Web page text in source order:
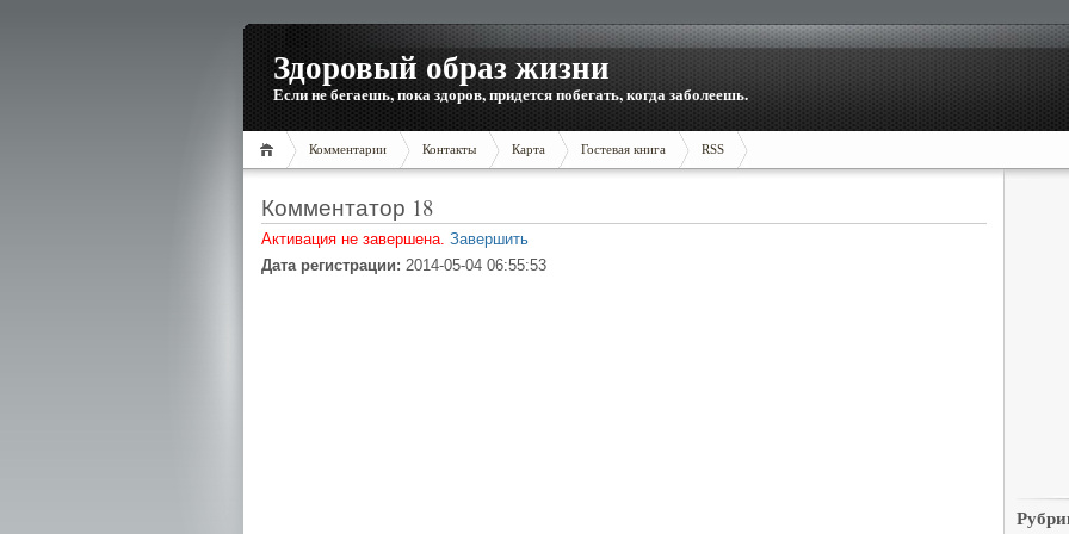
Здоровый образ жизни
Если не бегаешь, пока здоров, придется побегать, когда заболеешь.
Комментарии Контакты Карта Гостевая книга RSS
Комментатор 18
Активация не завершена. Завершить
Дата регистрации: 2014-05-04 06:55:53